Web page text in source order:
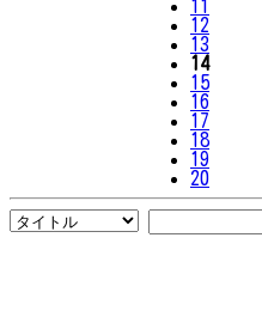
11
12
13
14
15
16
17
18
19
20